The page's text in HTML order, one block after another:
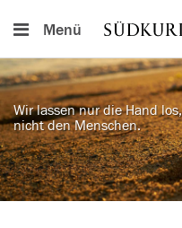
Menü
Wir lassen nur die Hand los,
nicht den Menschen.